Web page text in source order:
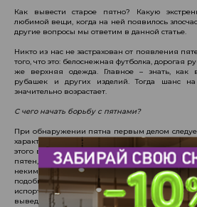
Как вывести старое пятно? Какую
любимой вещи, когда на ней появилось
другие вопросы мы ответим в данной статье.
Никто из нас не застрахован от появления
того, что это: белоснежная футболка, дорогая
же верхняя одежда. Главное – знать, как
рубашек и других изделий. Тогда шанс
значительно возрастает.
С чего начать борьбу с пятнами?
При обнаружении пятна первым делом
характер. Со свежими пятнами справиться
этого вам потребуется минимальный набор
пятен, обосновавшихся на ткани давно,
некими химическими растворами. В
подобными загрязнениями крайне сложно,
испортить вещь некачественными и
выведение следует доверять профессионалам